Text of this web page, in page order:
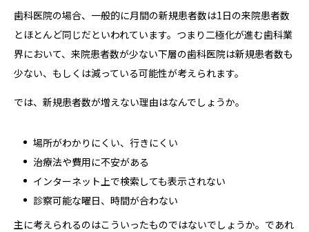
歯科医院の場合、一般的に月間の新規患者数は1日の来院患者数
とほとんど同じだといわれています。つまり二極化が進む歯科業
界において、来院患者数が少ない下層の歯科医院は新規患者数も
少ない、もしくは減っている可能性が考えられます。
では、新規患者数が増えない理由はなんでしょうか。
場所がわかりにくい、行きにくい
治療法や費用に不安がある
インターネット上で検索しても表示されない
診察可能な曜日、時間が合わない
主に考えられるのはこういったものではないでしょうか。であれ